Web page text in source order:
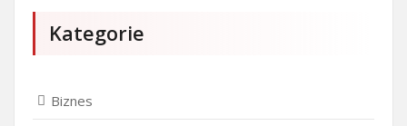
Kategorie
Biznes